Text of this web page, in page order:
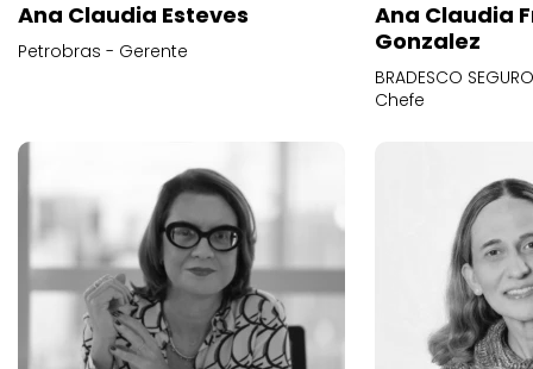
Ana Claudia Esteves
Petrobras - Gerente
Ana Claudia
Gonzalez
BRADESCO
Chefe